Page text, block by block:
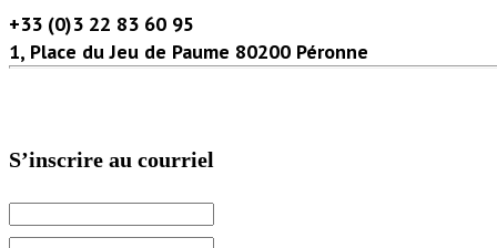
+33 (0)3 22 83 60 95
1, Place du Jeu de Paume 80200 Péronne
S’inscrire au courriel